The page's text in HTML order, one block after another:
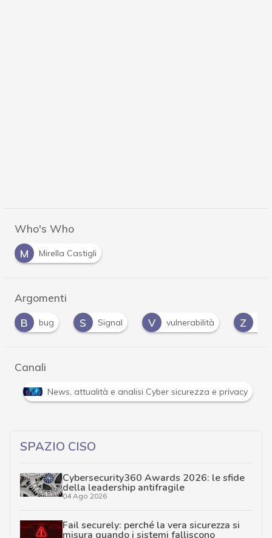
Who's Who
M
Mirella Castigli
Argomenti
S
Signal V vulnerabilità Z Zero day
Canali
hacker e Malware: le ultime news in tempo reale e gli
SPAZIO CISO
Cybersecurity360 Awards 2026: le sfide
della leadership antifragile
04 Ago 2026
Fail securely: perché la vera sicurezza si
misura quando i sistemi falliscono